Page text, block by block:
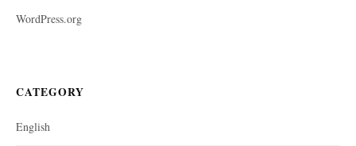
WordPress.org
CATEGORY
English